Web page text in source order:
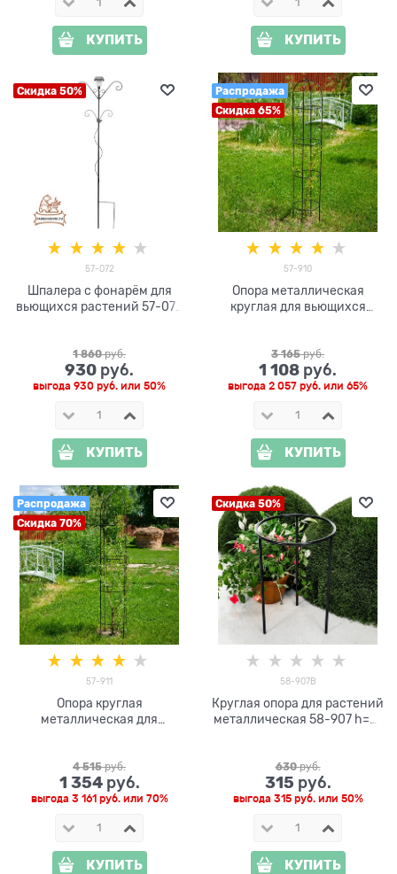
КУПИТЬ КУПИТЬ
Скидка 50%
57-072
Шпалера c фонарём для
вьющихся растений 57-072
1 860 руб.
930 руб.
выгода 930 руб. или 50%
КУПИТЬ
Распродажа
Скидка 65%
57-910
Опора металлическая
круглая для вьющихся
3 165 руб.
1 108 руб.
выгода 2 057 руб. или 65%
КУПИТЬ
Распродажа
Скидка 70%
57-911
Опора круглая
металлическая для
4 515 руб.
1 354 руб.
выгода 3 161 руб.или 70%
КУПИТЬ
Скидка 50%
58-907B
Круглая опора для растений
металлическая 58-907 h=41
630 руб.
315 руб.
выгода 315 руб.или 50%
КУПИТЬ